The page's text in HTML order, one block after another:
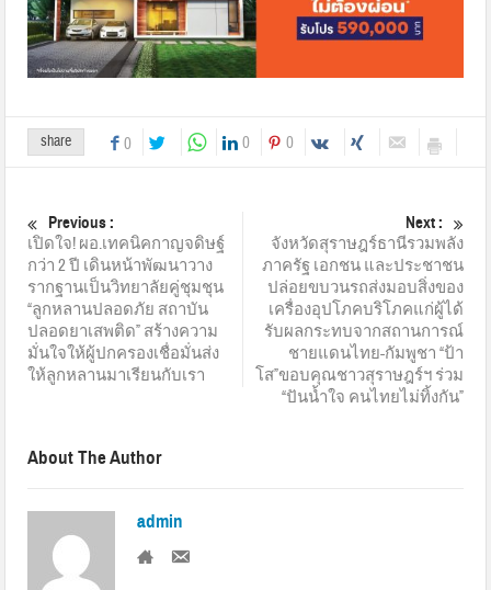
share 0 0 0
Previous :
เปิดใจ! ผอ.เทคนิคกาญจดิษฐ์
กว่า 2 ปี เดินหน้าพัฒนาวาง
รากฐานเป็นวิทยาลัยคู่ชุมชุน
“ลูกหลานปลอดภัย สถาบัน
ปลอดยาเสพติด” สร้างความ
มั่นใจให้ผู้ปกครองเชื่อมั่นส่ง
ให้ลูกหลานมาเรียนกับเรา
Next :
จังหวัดสุราษฎร์ธานีรวมพลัง
ภาครัฐ เอกชน และประชาชน
ปล่อยขบวนรถส่งมอบสิ่งของ
เครื่องอุปโภคบริโภคแก่ผู้ได้
รับผลกระทบจากสถานการณ์
ชายแดนไทย-กัมพูชา “ป้า
โส”ขอบคุณชาวสุราษฎร์ฯ ร่วม
“ปันน้ำใจ คนไทยไม่ทิ้งกัน”
About The Author
admin